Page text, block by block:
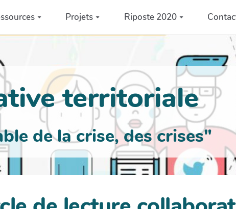
Projets Riposte 2020
territoriale
de la crise, des crises"